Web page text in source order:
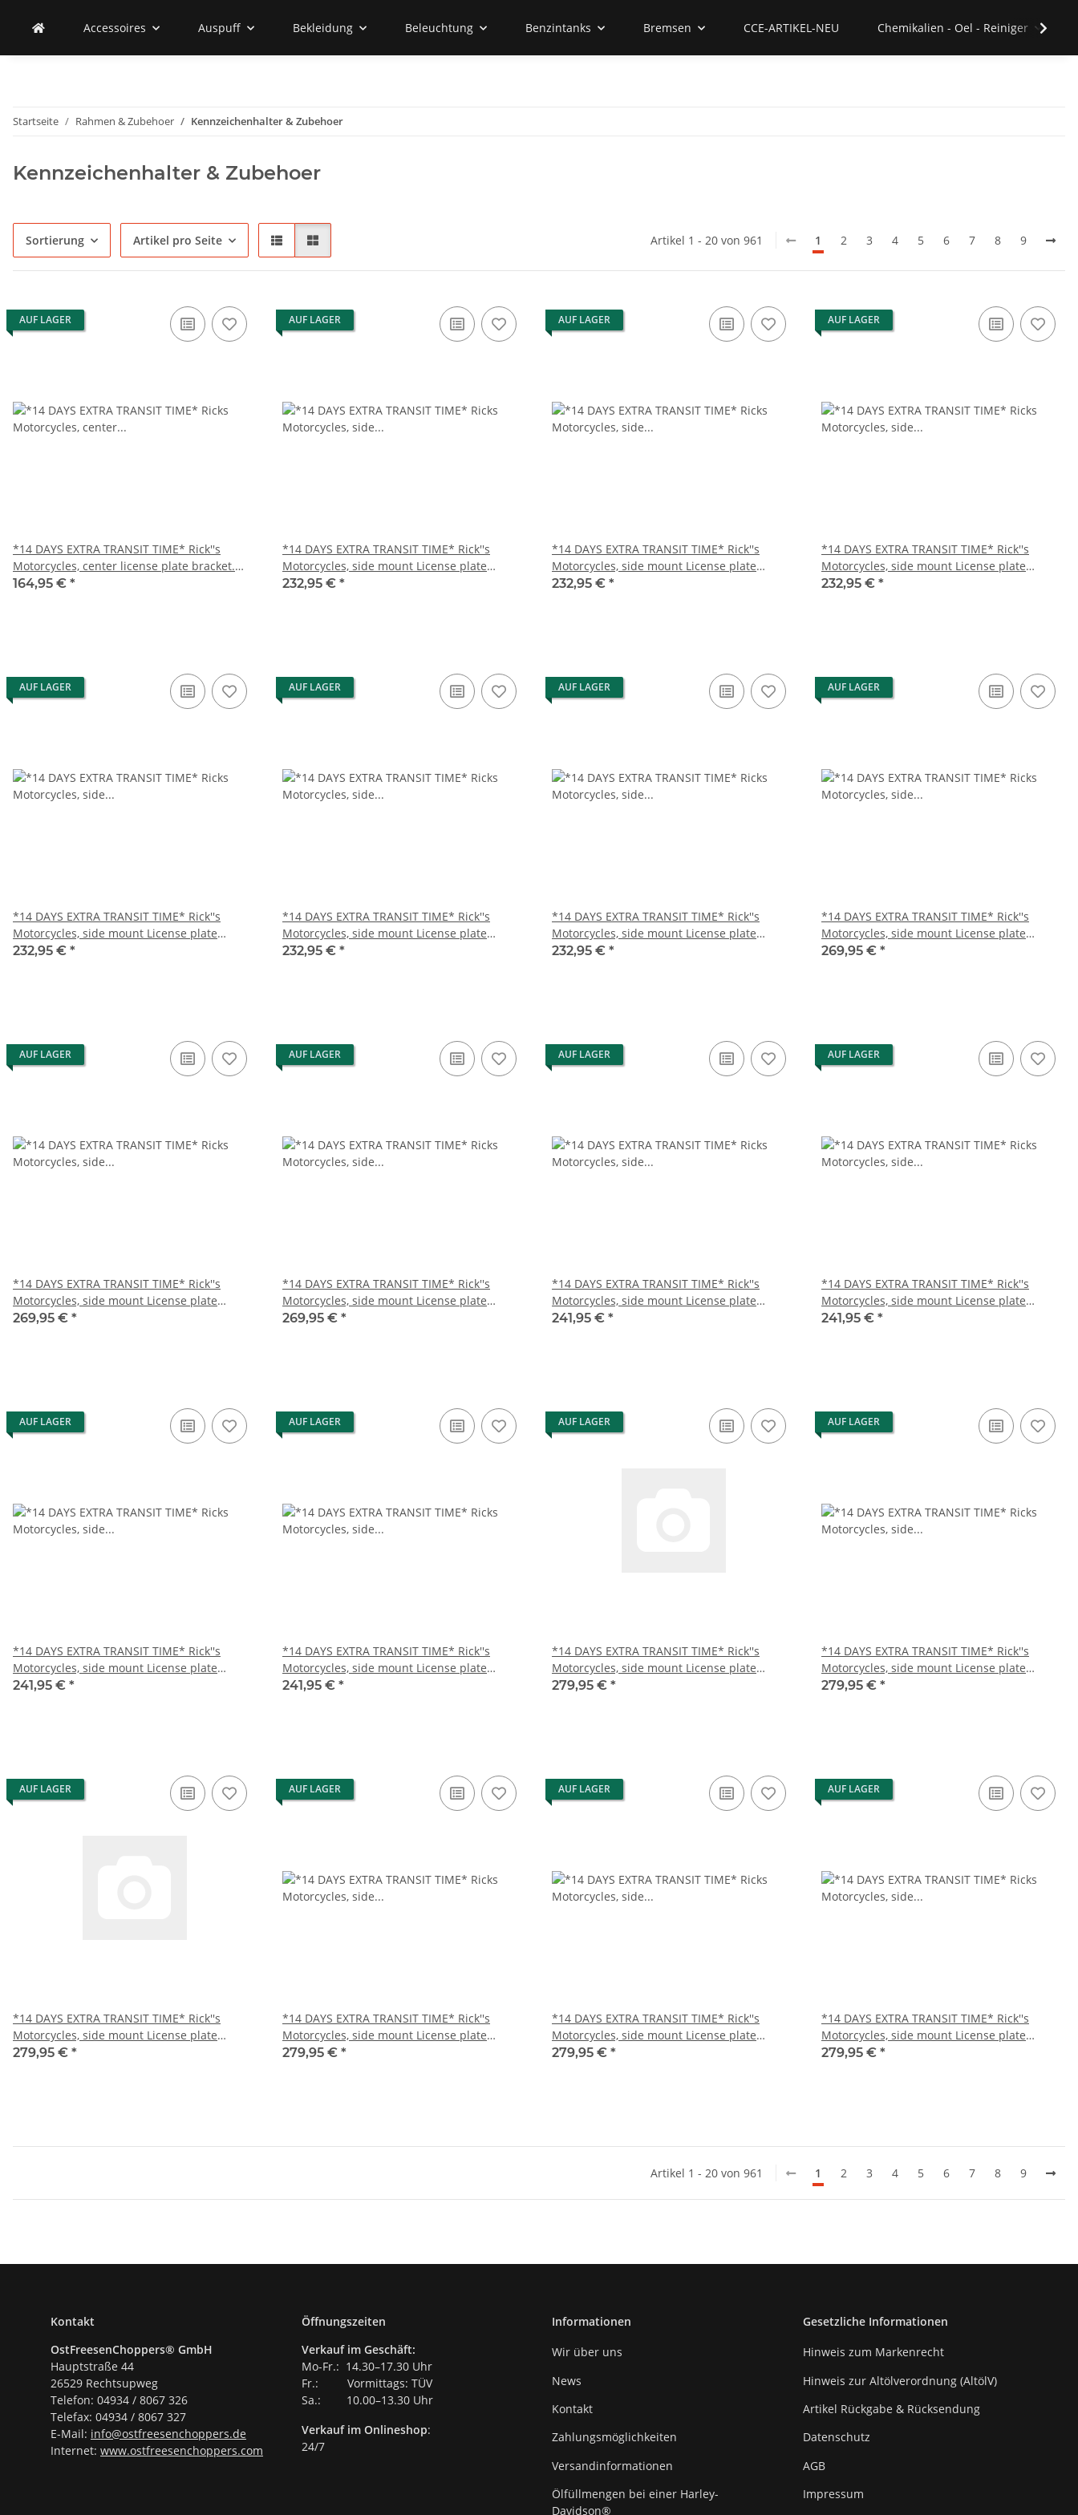
Accessoires Auspuff Bekleidung Beleuchtung Benzintanks Bremsen CCE-ARTIKEL-NEU Chemikalien - Oel - Reiniger
Startseite Rahmen & Zubehoer Kennzeichenhalter & Zubehoer
Kennzeichenhalter & Zubehoer
Sortierung Artikel pro Seite Artikel 1 - 20 von 961 1 2 3 4 5 6 7 8 9
AUF LAGER
*14 DAYS EXTRA TRANSIT TIME* Rick''s
Motorcycles, center license plate bracket.
Black
164,95 € *
AUF LAGER
*14 DAYS EXTRA TRANSIT TIME* Rick''s
Motorcycles, side mount License plate
bracket short
232,95 € *
AUF LAGER
*14 DAYS EXTRA TRANSIT TIME* Rick''s
Motorcycles, side mount License plate
bracket short
232,95 € *
AUF LAGER
*14 DAYS EXTRA TRANSIT TIME* Rick''s
Motorcycles, side mount License plate
bracket short
232,95 € *
AUF LAGER
*14 DAYS EXTRA TRANSIT TIME* Rick''s
Motorcycles, side mount License plate
bracket short
232,95 € *
AUF LAGER
*14 DAYS EXTRA TRANSIT TIME* Rick''s
Motorcycles, side mount License plate
bracket short
232,95 € *
AUF LAGER
*14 DAYS EXTRA TRANSIT TIME* Rick''s
Motorcycles, side mount License plate
bracket short
232,95 € *
AUF LAGER
*14 DAYS EXTRA TRANSIT TIME* Rick''s
Motorcycles, side mount License plate
bracket short
269,95 € *
AUF LAGER
*14 DAYS EXTRA TRANSIT TIME* Rick''s
Motorcycles, side mount License plate
bracket short
269,95 € *
AUF LAGER
*14 DAYS EXTRA TRANSIT TIME* Rick''s
Motorcycles, side mount License plate
bracket short
269,95 € *
AUF LAGER
*14 DAYS EXTRA TRANSIT TIME* Rick''s
Motorcycles, side mount License plate
bracket. Black
241,95 € *
AUF LAGER
*14 DAYS EXTRA TRANSIT TIME* Rick''s
Motorcycles, side mount License plate
bracket. Black
241,95 € *
AUF LAGER
*14 DAYS EXTRA TRANSIT TIME* Rick''s
Motorcycles, side mount License plate
bracket. Black
241,95 € *
AUF LAGER
*14 DAYS EXTRA TRANSIT TIME* Rick''s
Motorcycles, side mount License plate
bracket. Black
241,95 € *
AUF LAGER
*14 DAYS EXTRA TRANSIT TIME* Rick''s
Motorcycles, side mount License plate
bracket. Black
279,95 € *
AUF LAGER
*14 DAYS EXTRA TRANSIT TIME* Rick''s
Motorcycles, side mount License plate
bracket. Black
279,95 € *
AUF LAGER
*14 DAYS EXTRA TRANSIT TIME* Rick''s
Motorcycles, side mount License plate
bracket. Black
279,95 € *
AUF LAGER
*14 DAYS EXTRA TRANSIT TIME* Rick''s
Motorcycles, side mount License plate
bracket. Black
279,95 € *
AUF LAGER
*14 DAYS EXTRA TRANSIT TIME* Rick''s
Motorcycles, side mount License plate
bracket. Black
279,95 € *
AUF LAGER
*14 DAYS EXTRA TRANSIT TIME* Rick''s
Motorcycles, side mount License plate
bracket. Black
279,95 € *
Artikel 1 - 20 von 961 1 2 3 4 5 6 7 8 9
Kontakt
OstFreesenChoppers® GmbH
Hauptstraße 44
26529 Rechtsupweg
Telefon: 04934 / 8067 326
Telefax: 04934 / 8067 327
E-Mail: info@ostfreesenchoppers.de
Internet: www.ostfreesenchoppers.com
Öffnungszeiten
Verkauf im Geschäft:
Mo-Fr.: 14.30–17.30 Uhr
Fr.: Vormittags: TÜV
Sa.: 10.00–13.30 Uhr
Verkauf im Onlineshop:
24/7
Informationen
Wir über uns
News
Kontakt
Zahlungsmöglichkeiten
Versandinformationen
Ölfüllmengen bei einer Harley-
Davidson®
Gesetzliche Informationen
Hinweis zum Markenrecht
Hinweis zur Altölverordnung (AltölV)
Artikel Rückgabe & Rücksendung
Datenschutz
AGB
Impressum